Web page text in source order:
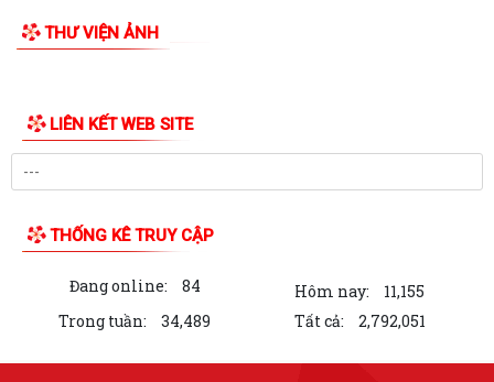
THƯ VIỆN ẢNH